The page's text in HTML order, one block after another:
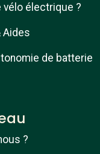
vélo électrique ?
Aides
de batterie
?